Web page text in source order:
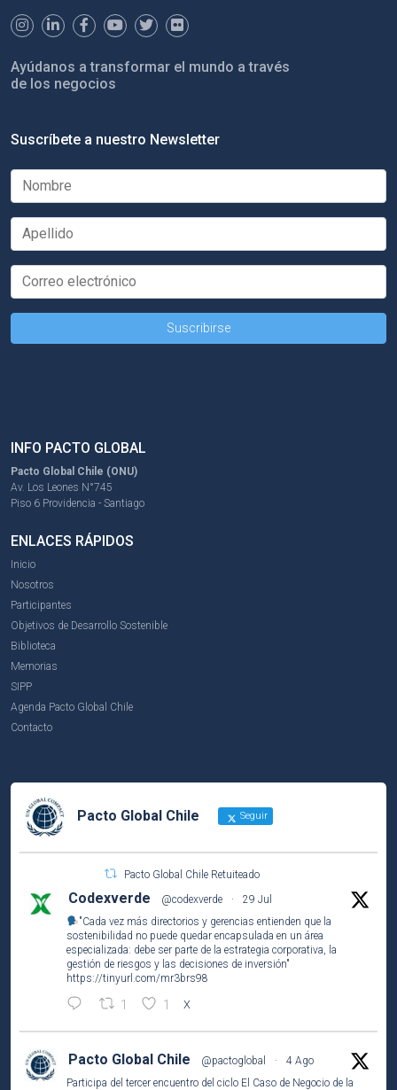
Ayúdanos a transformar el mundo a través
de los negocios
Suscríbete a nuestro Newsletter
INFO PACTO GLOBAL
Pacto Global Chile (ONU)
Av. Los Leones N°745
Piso 6 Providencia - Santiago
ENLACES RÁPIDOS
Inicio
Nosotros
Participantes
Objetivos de Desarrollo Sostenible
Biblioteca
Memorias
SIPP
Agenda Pacto Global Chile
Contacto
Pacto Global Chile Seguir
Pacto Global Chile Retuiteado
Codexverde @codexverde ·
29 Jul
"Cada vez más directorios y gerencias entienden que la
sostenibilidad no puede quedar encapsulada en un área
especializada: debe ser parte de la estrategia corporativa, la
gestión de riesgos y las decisiones de inversión"
https://tinyurl.com/mr3brs98
1 1 X
Pacto Global Chile @pactoglobal ·
4 Ago
Participa del tercer encuentro del ciclo El Caso de Negocio de la